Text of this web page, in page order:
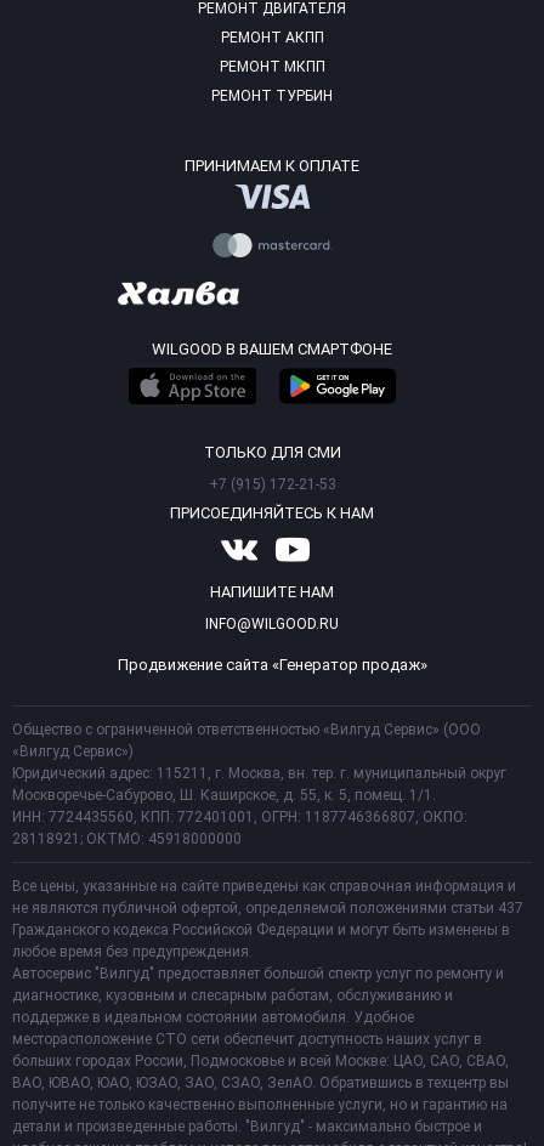
РЕМОНТ ДВИГАТЕЛЯ
РЕМОНТ АКПП
РЕМОНТ МКПП
РЕМОНТ ТУРБИН
ПРИНИМАЕМ К ОПЛАТЕ
WILGOOD В ВАШЕМ СМАРТФОНЕ
ТОЛЬКО ДЛЯ СМИ
+7 (915) 172-21-53
ПРИСОЕДИНЯЙТЕСЬ К НАМ
НАПИШИТЕ НАМ
INFO@WILGOOD.RU
Продвижение сайта «Генератор продаж»
Общество с ограниченной ответственностью «Вилгуд Сервис» (ООО
«Вилгуд Сервис»)
Юридический адрес: 115211, г. Москва, вн. тер. г. муниципальный округ
Москворечье-Сабурово, Ш. Каширское, д. 55, к. 5, помещ. 1/1.
ИНН: 7724435560, КПП: 772401001, ОГРН: 1187746366807, ОКПО:
28118921; ОКТМО: 45918000000
Все цены, указанные на сайте приведены как справочная информация и
не являются публичной офертой, определяемой положениями статьи 437
Гражданского кодекса Российской Федерации и могут быть изменены в
любое время без предупреждения.
Автосервис "Вилгуд" предоставляет большой спектр услуг по ремонту и
диагностике, кузовным и слесарным работам, обслуживанию и
поддержке в идеальном состоянии автомобиля. Удобное
месторасположение СТО сети обеспечит доступность наших услуг в
больших городах России, Подмосковье и всей Москве: ЦАО, САО, СВАО,
ВАО, ЮВАО, ЮАО, ЮЗАО, ЗАО, СЗАО, ЗелАО. Обратившись в техцентр вы
получите не только качественно выполненные услуги, но и гарантию на
детали и произведенные работы. "Вилгуд" - максимально быстрое и